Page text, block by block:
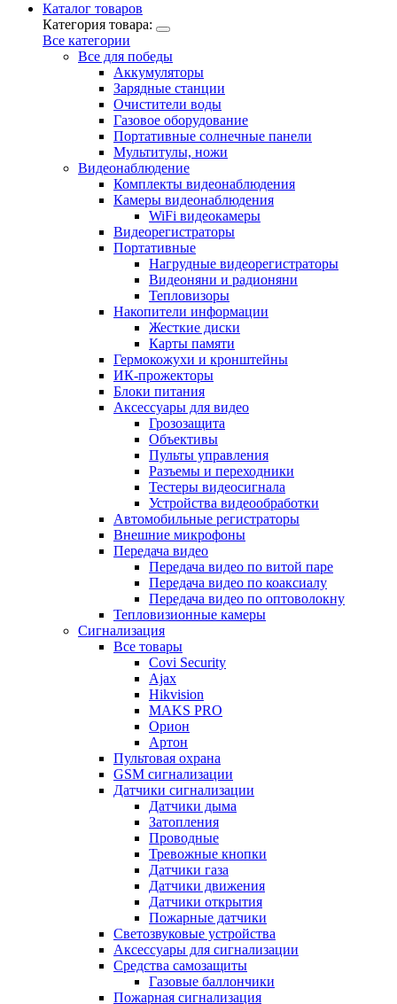
Каталог товаров
Категория товара:
Все категории
Все для победы
Аккумуляторы
Зарядные станции
Очистители воды
Газовое оборудование
Портативные солнечные панели
Мультитулы, ножи
Видеонаблюдение
Комплекты видеонаблюдения
Камеры видеонаблюдения
WiFi видеокамеры
Видеорегистраторы
Портативные
Нагрудные видеорегистраторы
Видеоняни и радионяни
Тепловизоры
Накопители информации
Жесткие диски
Карты памяти
Гермокожухи и кронштейны
ИК-прожекторы
Блоки питания
Аксессуары для видео
Грозозащита
Объективы
Пульты управления
Разъемы и переходники
Тестеры видеосигнала
Устройства видеообработки
Автомобильные регистраторы
Внешние микрофоны
Передача видео
Передача видео по витой паре
Передача видео по коаксиалу
Передача видео по оптоволокну
Тепловизионные камеры
Сигнализация
Все товары
Covi Security
Ajax
Hikvision
MAKS PRO
Орион
Артон
Пультовая охрана
GSM сигнализации
Датчики сигнализации
Датчики дыма
Затопления
Проводные
Тревожные кнопки
Датчики газа
Датчики движения
Датчики открытия
Пожарные датчики
Светозвуковые устройства
Аксессуары для сигнализации
Средства самозащиты
Газовые баллончики
Пожарная сигнализация